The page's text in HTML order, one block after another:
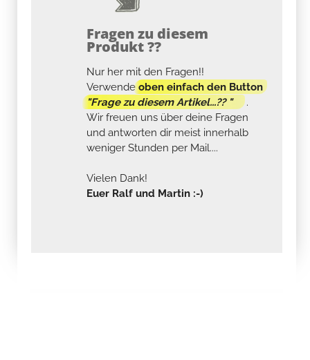
Fragen zu diesem
Produkt ??
Nur her mit den Fragen!!
Verwendeoben einfach den Button
"Frage zu diesem Artikel...?? "
.
Wir freuen uns über deine Fragen
und antworten dir meist innerhalb
weniger Stunden per Mail....
Vielen Dank!
Euer Ralf und Martin :-)